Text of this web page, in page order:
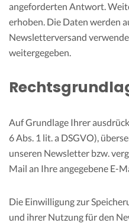
angeforderten Antwort.
erhoben. Die Daten werden
Newsletterversand
weitergegeben.
Auf Grundlage Ihrer
6 Abs. 1 lit. a DSGVO),
unseren Newsletter bzw.
Mail an Ihre angegebene E-
Die Einwilligung zur
und ihrer Nutzung für den